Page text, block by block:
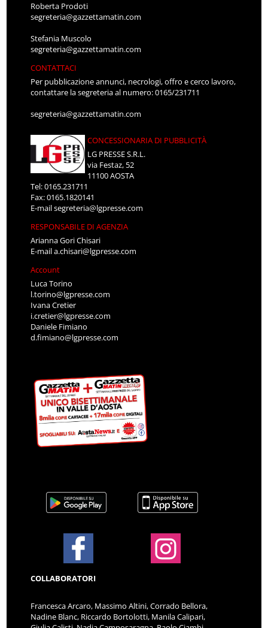
Roberta Prodoti
segreteria@gazzettamatin.com
Stefania Muscolo
segreteria@gazzettamatin.com
CONTATTACI
Per pubblicazione annunci, necrologi, offro e cerco lavoro,
contattare la segreteria al numero: 0165/231711
segreteria@gazzettamatin.com
CONCESSIONARIA DI PUBBLICITÀ
LG PRESSE S.R.L.
via Festaz, 52
11100 AOSTA
Tel: 0165.231711
Fax: 0165.1820141
E-mailsegreteria@lgpresse.com
RESPONSABILE DI AGENZIA
Arianna Gori Chisari
E-maila.chisari@lgpresse.com
Account
Luca Torino
l.torino@lgpresse.com
Ivana Cretier
i.cretier@lgpresse.com
Daniele Fimiano
d.fimiano@lgpresse.com
COLLABORATORI
Francesca Arcaro, Massimo Altini, Corrado Bellora,
Nadine Blanc, Riccardo Bortolotti, Manila Calipari,